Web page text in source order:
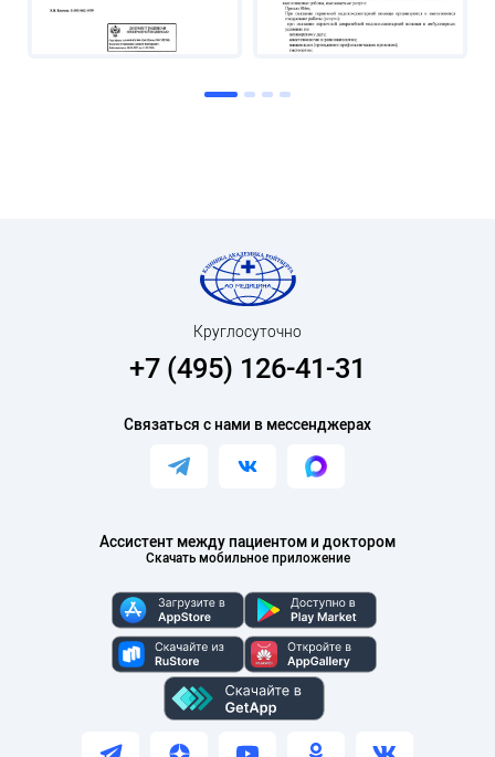
Ассистент между пациентом и доктором
Скачать мобильное приложение
Круглосуточно
+7 (495) 126-41-31
Связаться с нами в мессенджерах